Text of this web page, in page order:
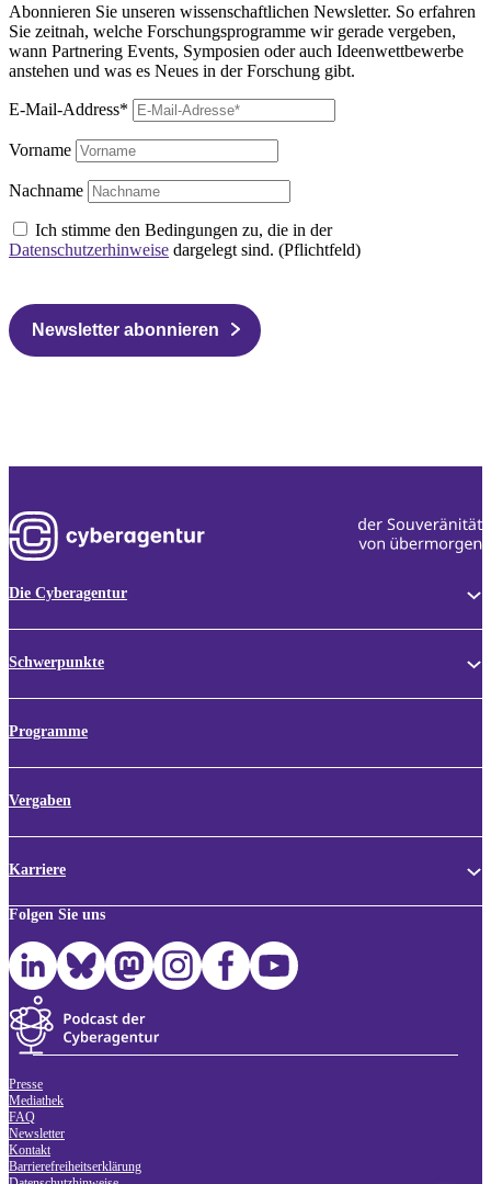
Abonnieren Sie unseren wissenschaftlichen Newsletter. So erfahren
Sie zeitnah, welche Forschungsprogramme wir gerade vergeben,
wann Partnering Events, Symposien oder auch Ideenwettbewerbe
anstehen und was es Neues in der Forschung gibt.
E-Mail-Address*
Vorname
Nachname
Ich stimme den Bedingungen zu, die in der
Datenschutzerhinweise dargelegt sind. (Pflichtfeld)
Newsletter abonnieren
Die Cyberagentur
Schwerpunkte
Programme
Vergaben
Karriere
Folgen Sie uns
Presse
Mediathek
FAQ
Newsletter
Kontakt
Barrierefreiheitserklärung